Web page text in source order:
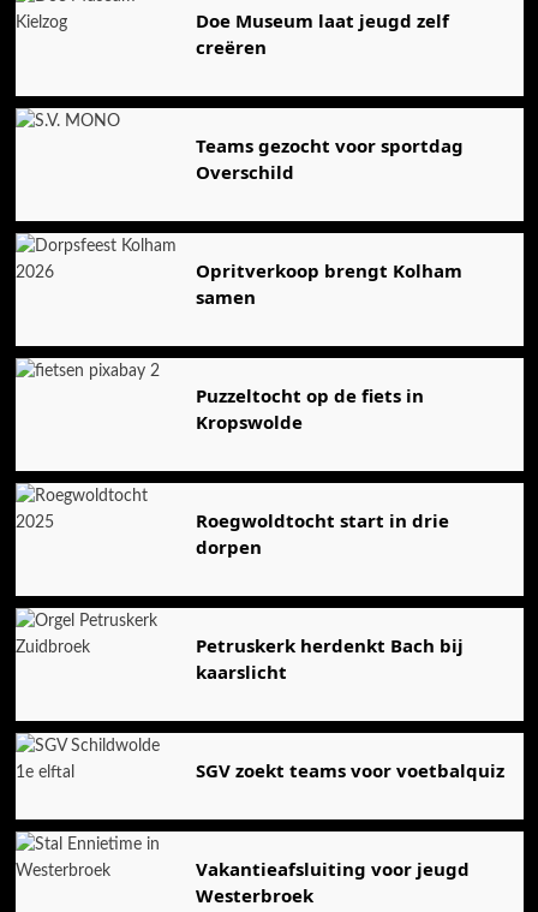
Doe Museum laat jeugd zelf
creëren
Teams gezocht voor sportdag
Overschild
Opritverkoop brengt Kolham
samen
Puzzeltocht op de fiets in
Kropswolde
Roegwoldtocht start in drie
dorpen
Petruskerk herdenkt Bach bij
kaarslicht
SGV zoekt teams voor voetbalquiz
Vakantieafsluiting voor jeugd
Westerbroek